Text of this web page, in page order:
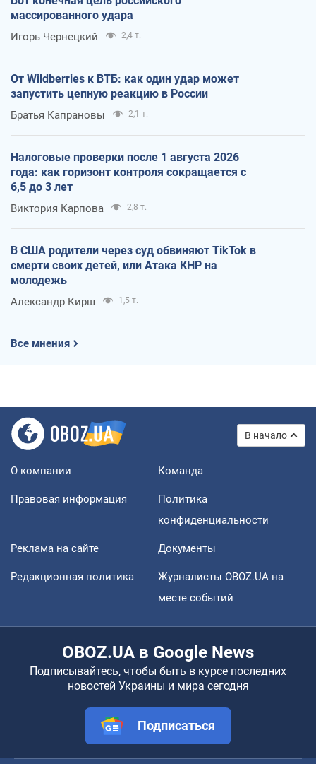
массированного удара
Игорь Чернецкий 2,4 т.
От Wildberries к ВТБ: как один удар может
запустить цепную реакцию в России
Братья Капрановы 2,1 т.
Налоговые проверки после 1 августа 2026
года: как горизонт контроля сокращается с
6,5 до 3 лет
Виктория Карпова 2,8 т.
В США родители через суд обвиняют TikTok в
смерти своих детей, или Атака КНР на
молодежь
Александр Кирш 1,5 т.
Все мнения
В начало
О компании Команда
Правовая информация
Политика
конфиденциальности
Реклама на сайте Документы
Редакционная политика
Журналисты OBOZ.UA на
месте событий
OBOZ.UA в Google News
Подписывайтесь, чтобы быть в курсе последних
новостей Украины и мира сегодня
Подписаться